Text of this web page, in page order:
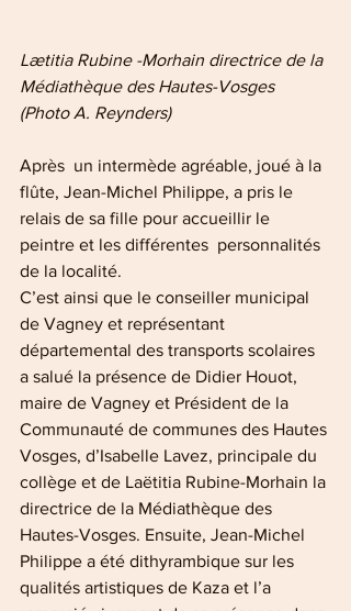
Lætitia Rubine -Morhain directrice de la
Médiathèque des Hautes-Vosges
(Photo A. Reynders)
Après  un intermède agréable, joué à la
flûte, Jean-Michel Philippe, a pris le
relais de sa fille pour accueillir le
peintre et les différentes  personnalités
de la localité.
C’est ainsi que le conseiller municipal
de Vagney et représentant
départemental des transports scolaires
a salué la présence de Didier Houot,
maire de Vagney et Président de la
Communauté de communes des Hautes
Vosges, d’Isabelle Lavez, principale du
collège et de Laëtitia Rubine-Morhain la
directrice de la Médiathèque des
Hautes-Vosges. Ensuite, Jean-Michel
Philippe a été dithyrambique sur les
qualités artistiques de Kaza et l’a